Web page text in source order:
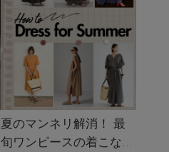
夏のマンネリ解消！ 最
旬ワンピースの着こなし